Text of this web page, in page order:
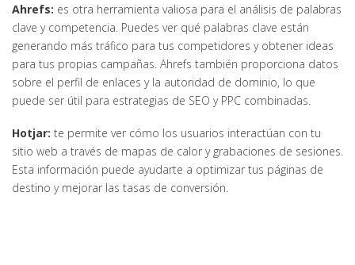
Ahrefs: es otra herramienta valiosa para el análisis de palabras
clave y competencia. Puedes ver qué palabras clave están
generando más tráfico para tus competidores y obtener ideas
para tus propias campañas. Ahrefs también proporciona datos
sobre el perfil de enlaces y la autoridad de dominio, lo que
puede ser útil para estrategias de SEO y PPC combinadas.
Hotjar: te permite ver cómo los usuarios interactúan con tu
sitio web a través de mapas de calor y grabaciones de sesiones.
Esta información puede ayudarte a optimizar tus páginas de
destino y mejorar las tasas de conversión.